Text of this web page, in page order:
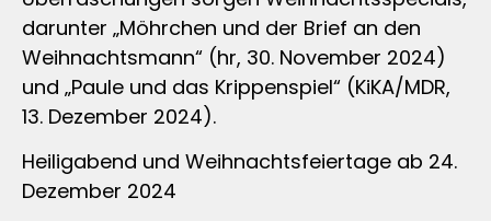
darunter „Möhrchen und der Brief an den
Weihnachtsmann“ (hr, 30. November 2024)
und „Paule und das Krippenspiel“ (KiKA/MDR,
13. Dezember 2024).
Heiligabend und Weihnachtsfeiertage ab 24.
Dezember 2024